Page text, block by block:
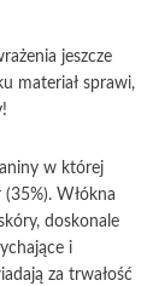
jeszcze
materiał sprawi,
w której
Włókna
doskonale
i
za trwałość